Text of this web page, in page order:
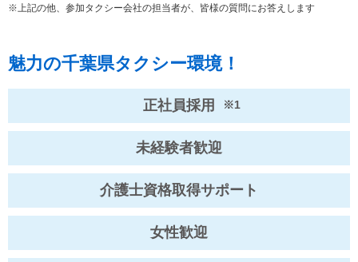
※上記の他、参加タクシー会社の担当者が、皆様の質問にお答えします
魅力の千葉県タクシー環境！
正社員採用 ※1
未経験者歓迎
介護士資格取得サポート
女性歓迎